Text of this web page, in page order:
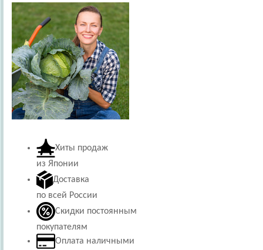
Хиты продаж
из Японии
Доставка
по всей России
Скидки постоянным
покупателям
Оплата наличными